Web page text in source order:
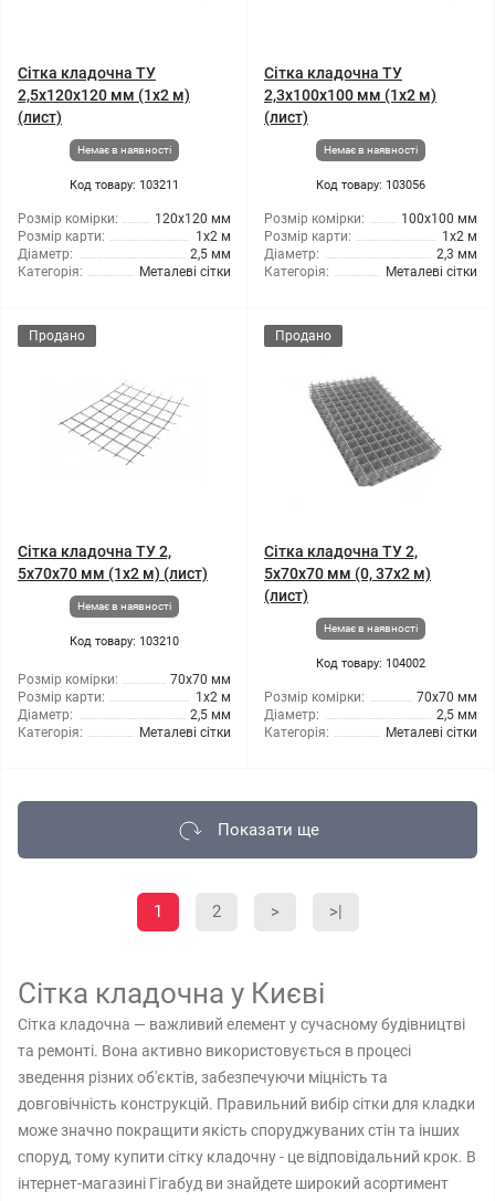
Сітка кладочна ТУ
2,5x120x120 мм (1x2 м)
(лист)
Немає в наявності
Код товару: 103211
Розмір комірки:
120x120 мм
Розмір карти:
1x2 м
Діаметр:
2,5 мм
Категорія:
Металеві сітки
Сітка кладочна ТУ
2,3x100x100 мм (1x2 м)
(лист)
Немає в наявності
Код товару: 103056
Розмір комірки:
100x100 мм
Розмір карти:
1x2 м
Діаметр:
2,3 мм
Категорія:
Металеві сітки
Продано
Сітка кладочна ТУ 2,
5x70x70 мм (1x2 м) (лист)
Немає в наявності
Код товару: 103210
Розмір комірки:
70x70 мм
Розмір карти:
1x2 м
Діаметр:
2,5 мм
Категорія:
Металеві сітки
Продано
Сітка кладочна ТУ 2,
5x70x70 мм (0, 37x2 м)
(лист)
Немає в наявності
Код товару: 104002
Розмір комірки:
70x70 мм
Діаметр:
2,5 мм
Категорія:
Металеві сітки
Показати ще
1 2 > >|
Сітка кладочна у Києві
Сітка кладочна — важливий елемент у сучасному будівництві
та ремонті. Вона активно використовується в процесі
зведення різних об'єктів, забезпечуючи міцність та
довговічність конструкцій. Правильний вибір сітки для кладки
може значно покращити якість споруджуваних стін та інших
споруд, тому купити сітку кладочну - це відповідальний крок. В
інтернет-магазині Гігабуд ви знайдете широкий асортимент